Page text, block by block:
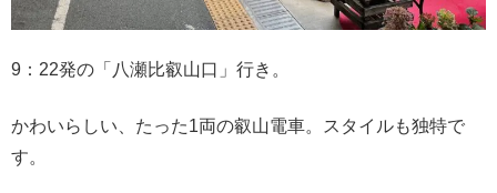
9：22発の「八瀬比叡山口」行き。
かわいらしい、たった1両の叡山電車。スタイルも独特で
す。